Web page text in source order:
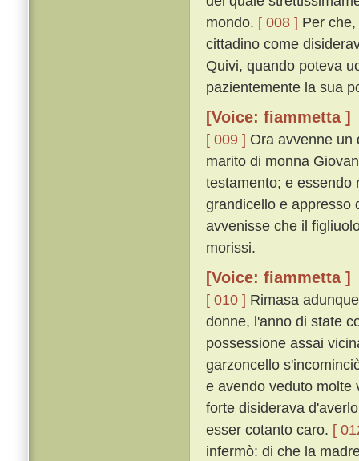
mondo. [ 008 ] Per
cittadino come
Quivi, quando poteva
pazientemente la sua
[Voice: fiammetta ]
[ 009 ] Ora avvenne un
marito di monna
testamento; e essendo
grandicello e appresso
avvenisse che il
morissi.
[Voice: fiammetta ]
[ 010 ] Rimasa
donne, l'anno di state
possessione assai
garzoncello
e avendo veduto molte
forte disiderava
esser cotanto caro. [
infermò: di che la